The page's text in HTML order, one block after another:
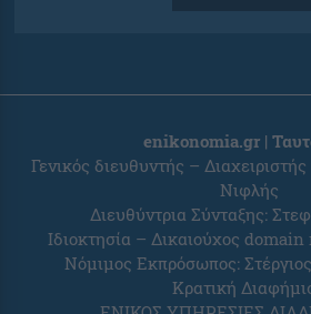
enikonomia.gr |
Γενικός διευθυντής –
Νιφλής
Διευθύντρια Σύνταξης:
Ιδιοκτησία – Δικαιούχος
Νόμιμος Εκπρόσωπος:
Κρατική